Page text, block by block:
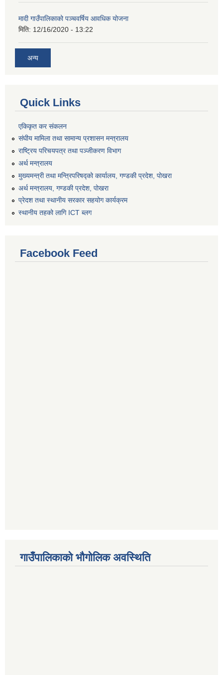
मादी गाउँपालिकाको पञ्चवर्षिय आवधिक योजना
मिति: 12/16/2020 - 13:22
अन्य
Quick Links
एकिकृत कर संकलन
संघीय मामिला तथा सामान्य प्रशासन मन्त्रालय
राष्ट्रिय परिचयपत्र तथा पञ्जीकरण विभाग
अर्थ मन्त्रालय
मुख्यमन्त्री तथा मन्त्रिपरिषद्को कार्यालय, गण्डकी प्रदेश, पोखरा
अर्थ मन्त्रालय, गण्डकी प्रदेश, पोखरा
प्रेदश तथा स्थानीय सरकार सहयोग कार्यक्रम
स्थानीय तहको लागि ICT ब्लग
Facebook Feed
गाउँपालिकाको भौगोलिक अवस्थिति